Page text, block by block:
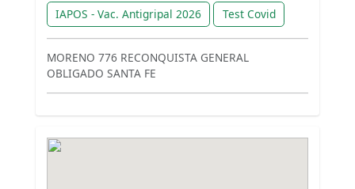
IAPOS - Vac. Antigripal 2026
Test Covid
MORENO 776 RECONQUISTA GENERAL
OBLIGADO SANTA FE